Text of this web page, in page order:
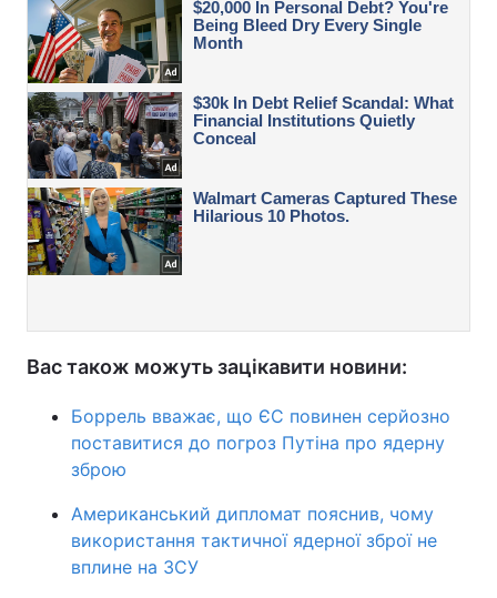
Вас також можуть зацікавити новини:
Боррель вважає, що ЄС повинен серйозно
поставитися до погроз Путіна про ядерну
зброю
Американський дипломат пояснив, чому
використання тактичної ядерної зброї не
вплине на ЗСУ